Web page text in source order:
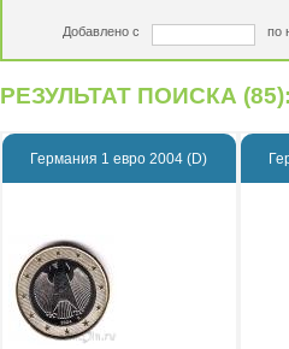
Добавлено с по
РЕЗУЛЬТАТ ПОИСКА
Германия 1 евро 2004 (D)